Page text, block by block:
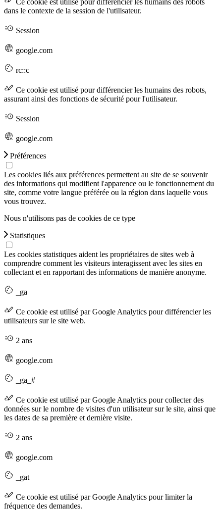
Ce cookie est utilisé pour différencier les humains des robots
dans le contexte de la session de l'utilisateur.
Session
google.com
rc::c
Ce cookie est utilisé pour différencier les humains des robots,
assurant ainsi des fonctions de sécurité pour l'utilisateur.
Session
google.com
Préférences
Les cookies liés aux préférences permettent au site de se souvenir
des informations qui modifient l'apparence ou le fonctionnement du
site, comme votre langue préférée ou la région dans laquelle vous
vous trouvez.
Nous n'utilisons pas de cookies de ce type
Statistiques
Les cookies statistiques aident les propriétaires de sites web à
comprendre comment les visiteurs interagissent avec les sites en
collectant et en rapportant des informations de manière anonyme.
_ga
Ce cookie est utilisé par Google Analytics pour différencier les
utilisateurs sur le site web.
2 ans
google.com
_ga_#
Ce cookie est utilisé par Google Analytics pour collecter des
données sur le nombre de visites d'un utilisateur sur le site, ainsi que
les dates de sa première et dernière visite.
2 ans
google.com
_gat
Ce cookie est utilisé par Google Analytics pour limiter la
fréquence des demandes.